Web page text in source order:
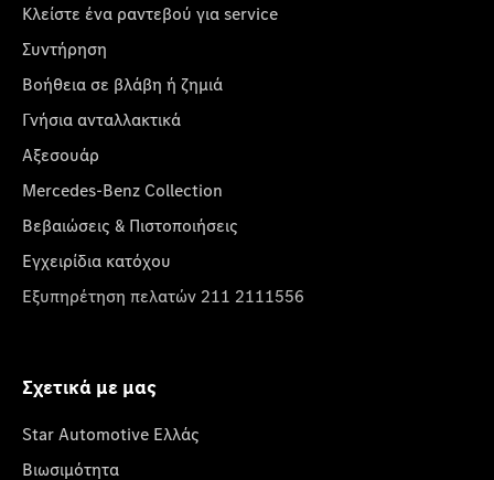
Κλείστε ένα ραντεβού για service
Συντήρηση
Βοήθεια σε βλάβη ή ζημιά
Γνήσια ανταλλακτικά
Αξεσουάρ
Mercedes-Benz Collection
Βεβαιώσεις & Πιστοποιήσεις
Εγχειρίδια κατόχου
Εξυπηρέτηση πελατών 211 2111556
Σχετικά με μας
Star Automotive Ελλάς
Βιωσιμότητα